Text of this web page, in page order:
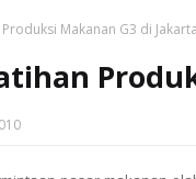
Makanan G3 di Jakarta